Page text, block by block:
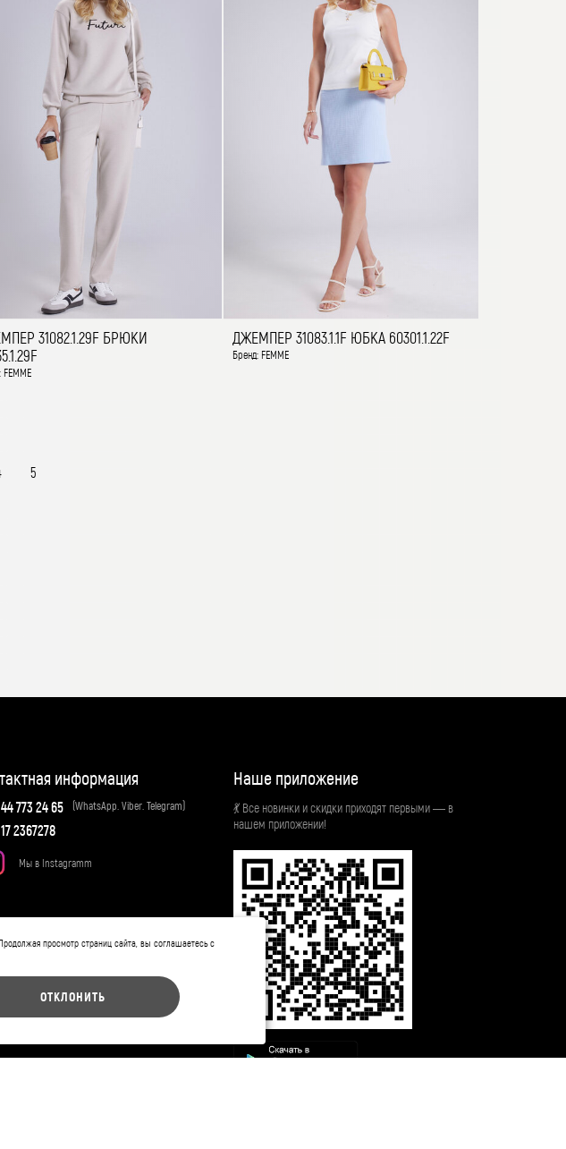
31082.1.29F БРЮКИ
FEMME
ДЖЕМПЕР 31083.1.1F ЮБКА 60301.1.22F
Бренд: FEMME
5
информация
773 24 65 (WhatsApp. Viber. Telegram)
2367278
Мы в Instagramm
Наше приложение
💃 Все новинки и скидки приходят первыми — в
нашем приложении!
просмотр страниц сайта, вы соглашаетесь с
ОТКЛОНИТЬ